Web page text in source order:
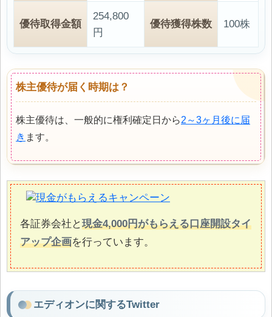
優待取得金額
254,800
円
優待獲得株数 100株
株主優待が届く時期は？
株主優待は、一般的に権利確定日から2～3ヶ月後に届
き ます。
各証券会社と現金4,000円がもらえる口座開設タイ
アップ企画を行っています。
エディオンに関するTwitter